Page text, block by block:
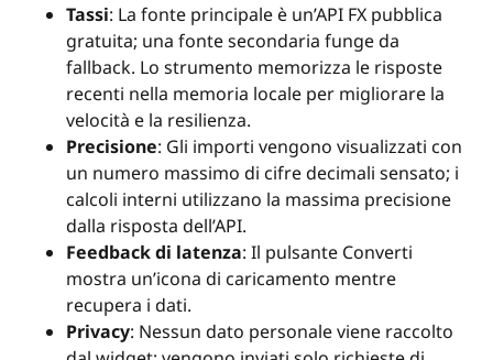
Tassi: La fonte principale è un’API FX pubblica
gratuita; una fonte secondaria funge da
fallback. Lo strumento memorizza le risposte
recenti nella memoria locale per migliorare la
velocità e la resilienza.
Precisione: Gli importi vengono visualizzati con
un numero massimo di cifre decimali sensato; i
calcoli interni utilizzano la massima precisione
dalla risposta dell’API.
Feedback di latenza: Il pulsante Converti
mostra un’icona di caricamento mentre
recupera i dati.
Privacy: Nessun dato personale viene raccolto